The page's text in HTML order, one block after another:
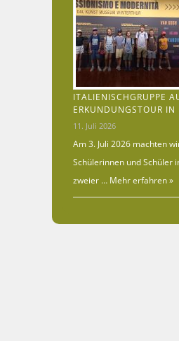
ITALIENISCHGRUPPE
ERKUNDUNGSTOUR IN
11. Juli 2026
Am 3. Juli 2026 machten
Schülerinnen und Schüler
zweier … Mehr erfahren »